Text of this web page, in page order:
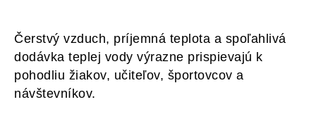
Čerstvý vzduch, príjemná teplota a spoľahlivá
dodávka teplej vody výrazne prispievajú k
pohodliu žiakov, učiteľov, športovcov a
návštevníkov.